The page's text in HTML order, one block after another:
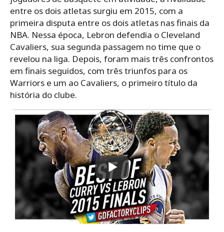
entre os dois atletas surgiu em 2015, com a
primeira disputa entre os dois atletas nas finais da
NBA. Nessa época, Lebron defendia o Cleveland
Cavaliers, sua segunda passagem no time que o
revelou na liga. Depois, foram mais três confrontos
em finais seguidos, com três triunfos para os
Warriors e um ao Cavaliers, o primeiro título da
história do clube.